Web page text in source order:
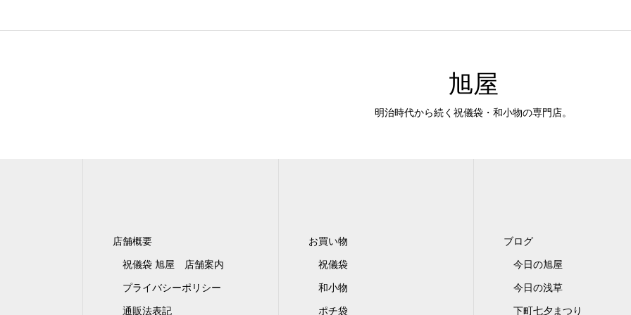
旭屋
明治時代から続く祝儀袋・和小物の専門店。
店舗概要
祝儀袋 旭屋 店舗案内
プライバシーポリシー
通販法表記
お買い物
祝儀袋
和小物
ポチ袋
ブログ
今日の旭屋
今日の浅草
下町七夕まつり